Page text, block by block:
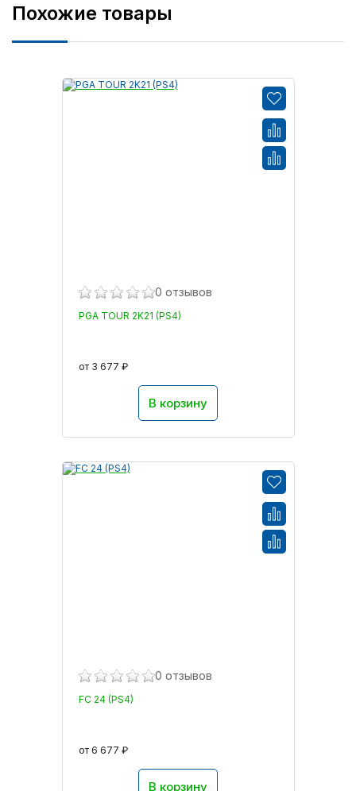
Похожие товары
0 отзывов
PGA TOUR 2K21 (PS4)
от 3 677 ₽
В корзину
0 отзывов
FC 24 (PS4)
от 6 677 ₽
В корзину